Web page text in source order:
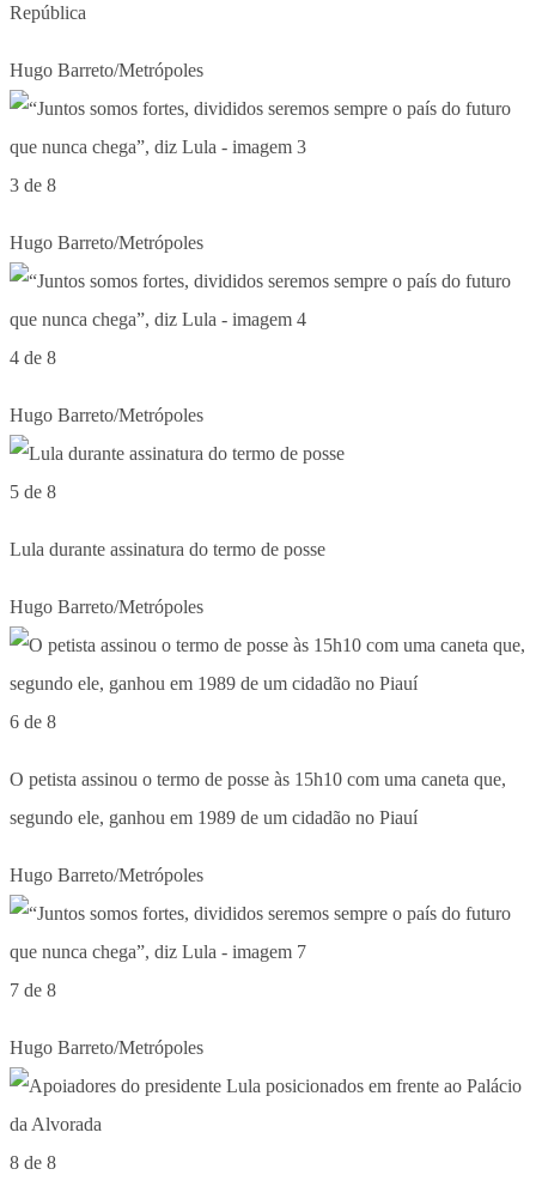
República
Hugo Barreto/Metrópoles
3 de 8
Hugo Barreto/Metrópoles
4 de 8
Hugo Barreto/Metrópoles
5 de 8
Lula durante assinatura do termo de posse
Hugo Barreto/Metrópoles
6 de 8
O petista assinou o termo de posse às 15h10 com uma caneta que,
segundo ele, ganhou em 1989 de um cidadão no Piauí
Hugo Barreto/Metrópoles
7 de 8
Hugo Barreto/Metrópoles
8 de 8